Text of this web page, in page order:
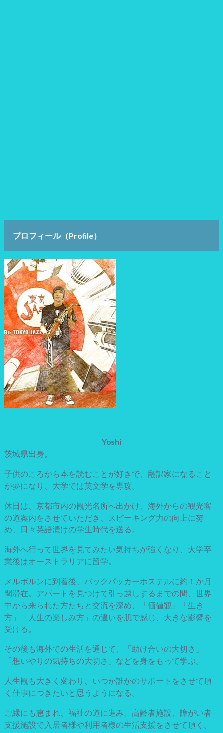
プロフィール（Profile）
Yoshi
茨城県出身。
子供のころから本を読むことが好きで、翻訳家になること
が夢になり、大学では英文学を専攻。
休日は、京都市内の観光名所へ出かけ、海外からの観光客
の道案内をさせていただき、スピーキング力の向上に努
め、日々英語漬けの学生時代を送る。
海外へ行って世界を見てみたい気持ちが強くなり、大学卒
業後はオーストラリアに留学。
メルボルンに到着後、バックパッカーホステルに約１か月
間滞在。アパートを見つけて引っ越しするまでの間、世界
中から来られた方たちと交流を深め、「価値観」「生き
方」「人生の楽しみ方」の違いを肌で感じ、大きな影響を
受ける。
その後も海外での生活を通じて、「助け合いの大切さ」
「想いやりの気持ちの大切さ」などを身をもって学ぶ。
人生観も大きく変わり、いつか誰かのサポートをさせて頂
く仕事につきたいと思うようになる。
ご縁にも恵まれ、福祉の道に進み、高齢者施設、障がい者
支援施設で入居者様や利用者様の生活支援をさせて頂く。